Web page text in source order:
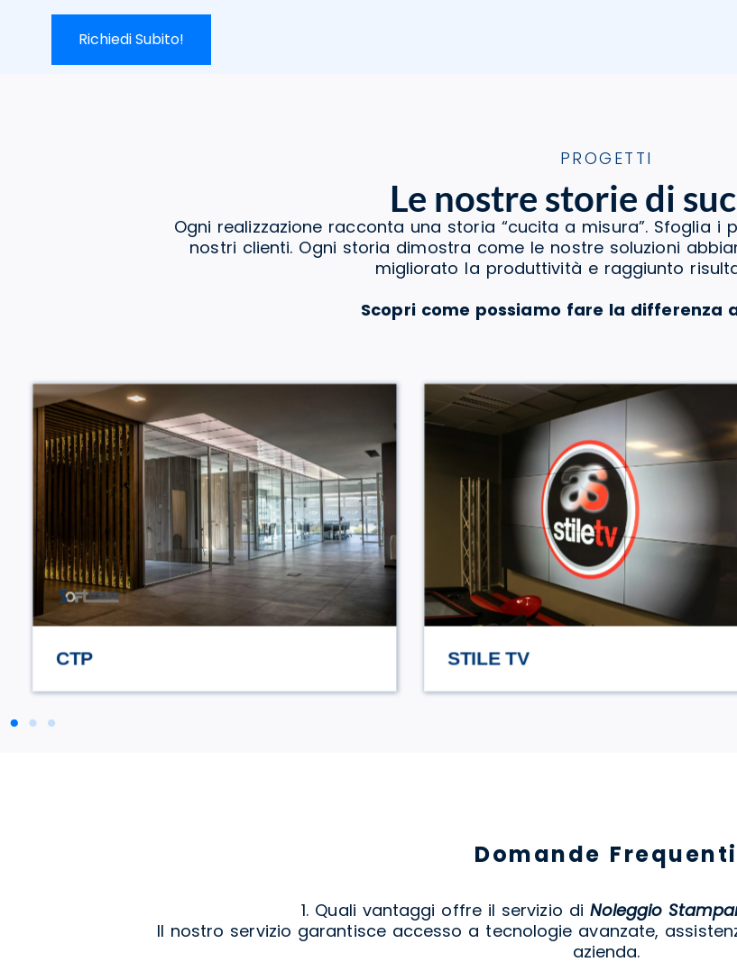
Richiedi Subito!
PROGETTI
Le nostre storie di
Ogni realizzazione racconta una storia “cucita a misura”. Sfoglia
nostri clienti. Ogni storia dimostra come le nostre soluzioni
migliorato la produttività e raggiunto
Scopri come possiamo fare la differenza
STILE TV HASAMAMI ECO TRULLO
Domande Frequenti
1. Quali vantaggi offre il servizio di Noleggio
Il nostro servizio garantisce accesso a tecnologie avanzate,
azienda.